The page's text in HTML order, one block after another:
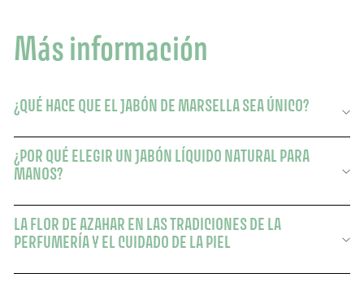
Más información
¿QUÉ HACE QUE EL JABÓN DE MARSELLA SEA ÚNICO?
¿POR QUÉ ELEGIR UN JABÓN LÍQUIDO NATURAL PARA
MANOS?
LA FLOR DE AZAHAR EN LAS TRADICIONES DE LA
PERFUMERÍA Y EL CUIDADO DE LA PIEL